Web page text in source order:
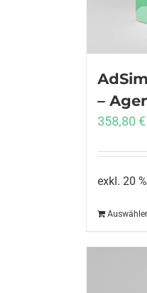
–
358,80 €
exkl. 20